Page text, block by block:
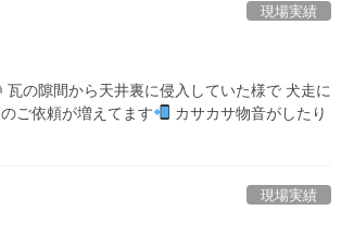
現場実績
瓦の隙間から天井裏に侵入していた様で 犬走に
ご依頼が増えてます
カサカサ物音がしたり
現場実績